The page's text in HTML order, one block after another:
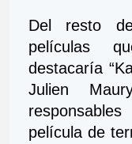
Del resto
películas
destacaría
Julien
película de